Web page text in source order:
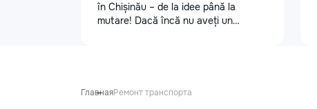
în Chișinău – de la idee până la
mutare! Dacă încă nu aveți un
bugetului dumneavoastră. Contract +
ГлавнаяРемонт транспорта